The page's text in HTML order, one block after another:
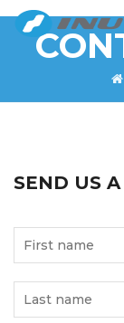
SEND US